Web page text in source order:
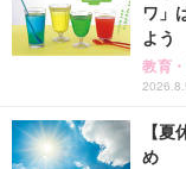
ワ」
よう
教育
【
め